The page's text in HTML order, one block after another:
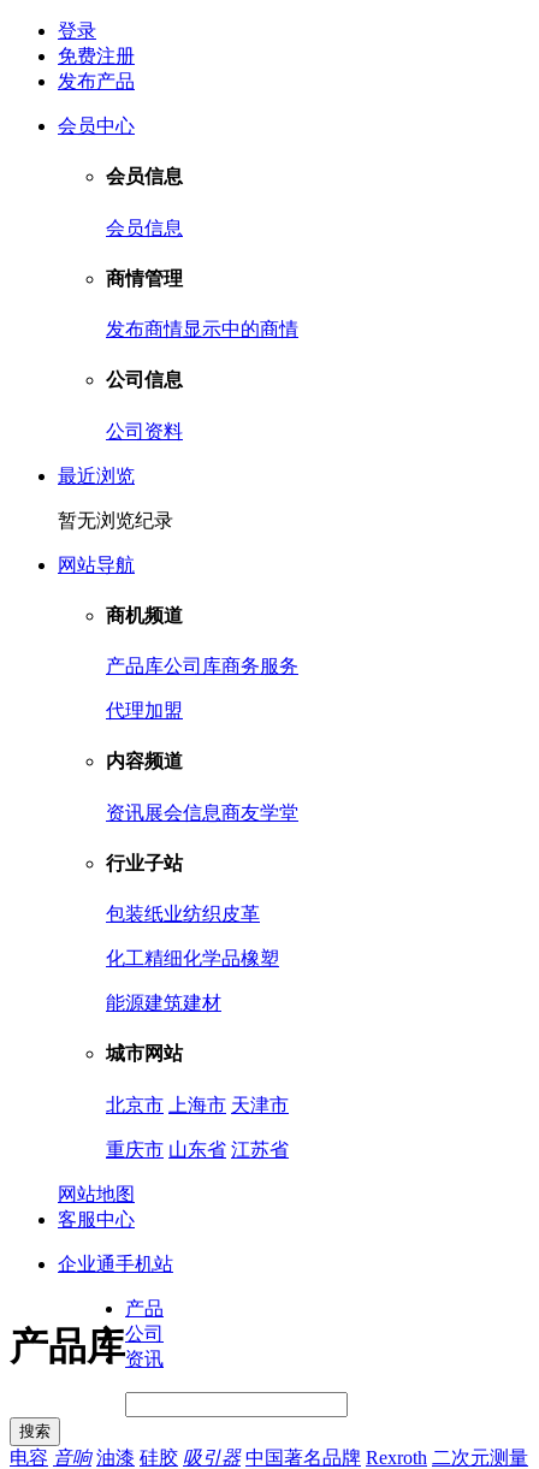
登录
免费注册
发布产品
会员中心
会员信息
会员信息
商情管理
发布商情显示中的商情
公司信息
公司资料
最近浏览
暂无浏览纪录
网站导航
商机频道
产品库公司库商务服务
代理加盟
内容频道
资讯展会信息商友学堂
行业子站
包装纸业纺织皮革
化工精细化学品橡塑
能源建筑建材
城市网站
北京市 上海市 天津市
重庆市 山东省 江苏省
网站地图
客服中心
企业通手机站
产品库
产品
公司
资讯
电容 音响 油漆 硅胶 吸引器 中国著名品牌 Rexroth 二次元测量